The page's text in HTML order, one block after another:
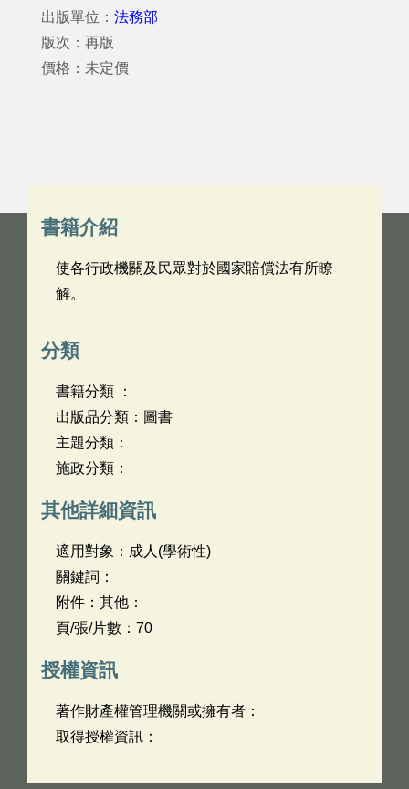
出版單位： 法務部
版次：再版
價格：未定價
書籍介紹
使各行政機關及民眾對於國家賠償法有所瞭
解。
分類
書籍分類 ：
出版品分類：圖書
主題分類：
施政分類：
其他詳細資訊
適用對象：成人(學術性)
關鍵詞：
附件：其他：
頁/張/片數：70
授權資訊
著作財產權管理機關或擁有者：
取得授權資訊：